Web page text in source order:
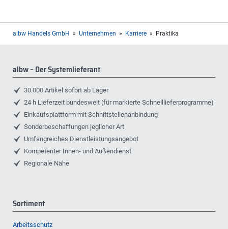
albw Handels GmbH Unternehmen Karriere Praktika
albw – Der Systemlieferant
30.000 Artikel sofort ab Lager
24 h Lieferzeit bundesweit (für markierte Schnelllieferprogramme)
Einkaufsplattform mit Schnittstellenanbindung
Sonderbeschaffungen jeglicher Art
Umfangreiches Dienstleistungsangebot
Kompetenter Innen- und Außendienst
Regionale Nähe
Sortiment
Arbeitsschutz